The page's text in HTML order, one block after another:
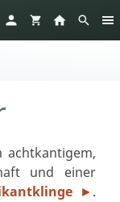
achtkantigem,
und einer
► .